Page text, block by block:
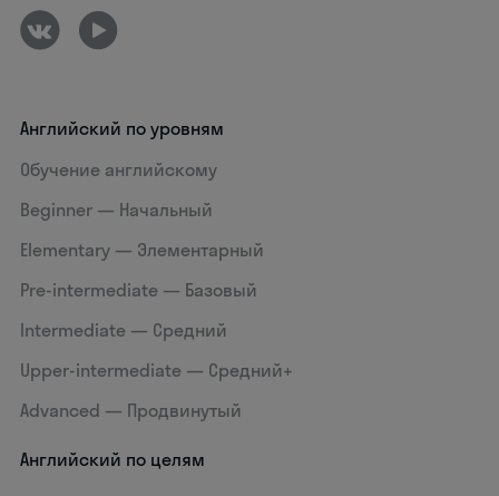
Английский по уровням
Обучение английскому
Beginner — Начальный
Elementary — Элементарный
Pre-intermediate — Базовый
Intermediate — Средний
Upper-intermediate — Средний+
Advanced — Продвинутый
Английский по целям